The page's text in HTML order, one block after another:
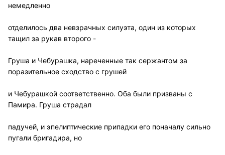
немедленно
отделилось два невзрачных силуэта, один из которых
тащил за рукав второго -
Груша и Чебурашка, нареченные так сержантом за
поразительное сходство с грушей
и Чебурашкой соответственно. Оба были призваны с
Памира. Груша страдал
падучей, и эпелиптические припадки его поначалу сильно
пугали бригадира, но